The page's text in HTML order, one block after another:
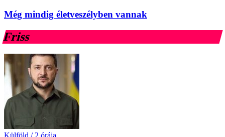
Még mindig életveszélyben vannak
Friss
Külföld / 2 órája